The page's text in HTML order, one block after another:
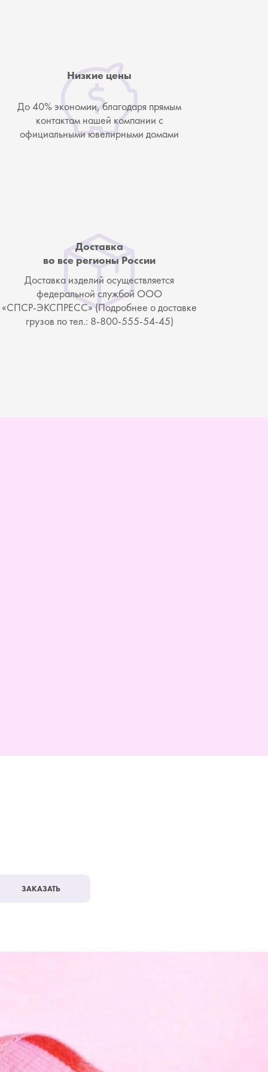
Низкие цены
До 40% экономии, благодаря прямым
контактам нашей компании с
официальными ювелирными домами
Доставка
во все регионы России
Доставка изделий осуществляется
федеральной службой ООО
«СПСР-ЭКСПРЕСС» (Подробнее о доставке
грузов по тел.: 8-800-555-54-45)
ЗАКАЗАТЬ